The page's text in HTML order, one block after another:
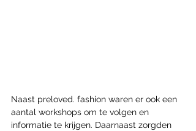
Naast preloved. fashion waren er ook een
aantal workshops om te volgen en
informatie te krijgen. Daarnaast zorgden